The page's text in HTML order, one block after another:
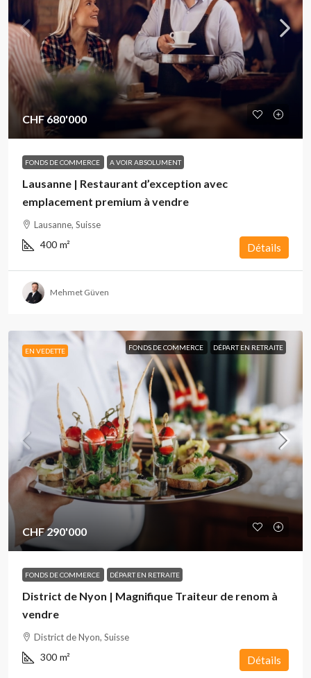
CHF 680'000
FONDS DE COMMERCE A VOIR ABSOLUMENT
Lausanne | Restaurant d’exception avec
emplacement premium à vendre
Lausanne, Suisse
400 m² Détails
Mehmet Güven
EN VEDETTE FONDS DE COMMERCE DÉPART EN RETRAITE
CHF 290'000
FONDS DE COMMERCE DÉPART EN RETRAITE
District de Nyon | Magnifique Traiteur de renom à
vendre
District de Nyon, Suisse
300 m² Détails